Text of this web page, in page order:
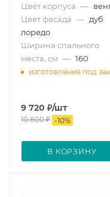
Цвет корпуса —
Цвет фасада — дуб
лоредо
Ширина спального
места, см — 160
изготовление под
9 720 ₽/шт
10 800₽ -10%
В КОРЗИНУ